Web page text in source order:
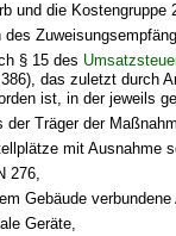
und die Kostengruppe
§ 15 des
das zuletzt durch
ist, in der jeweils
der Träger der
mit Ausnahme
276,
Gebäude
Geräte,